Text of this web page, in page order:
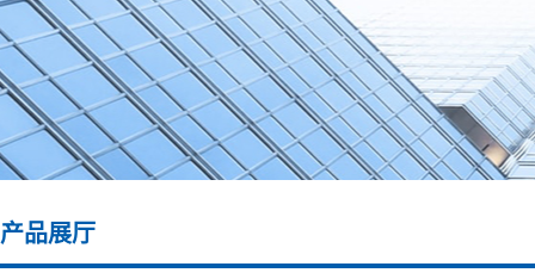
产品展厅